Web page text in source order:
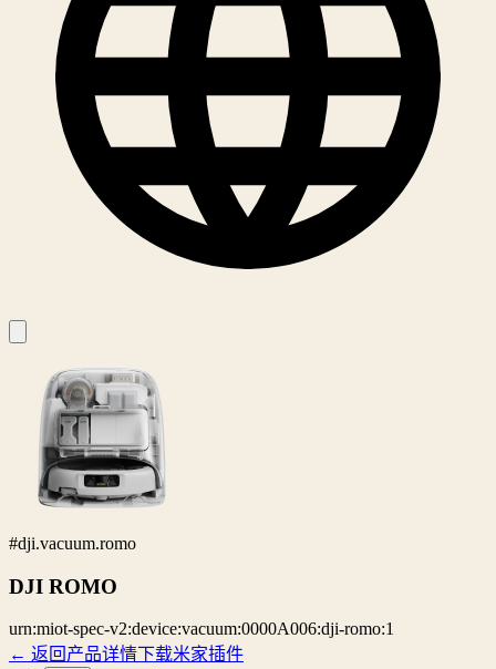
#dji.vacuum.romo
DJI ROMO
urn:miot-spec-v2:device:vacuum:0000A006:dji-romo:1
← 返回产品详情下载米家插件